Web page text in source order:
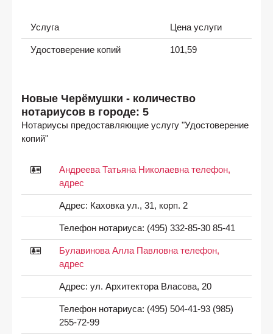
Услуга Цена услуги
Удостоверение копий 101,59
Новые Черёмушки - количество
нотариусов в городе: 5
Нотариусы предоставляющие услугу "Удостоверение
копий"
Андреева Татьяна Николаевна телефон,
адрес
Адрес: Каховка ул., 31, корп. 2
Телефон нотариуса: (495) 332-85-30 85-41
Булавинова Алла Павловна телефон,
адрес
Адрес: ул. Архитектора Власова, 20
Телефон нотариуса: (495) 504-41-93 (985)
255-72-99